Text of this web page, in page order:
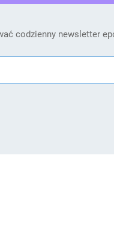
codzienny newsletter